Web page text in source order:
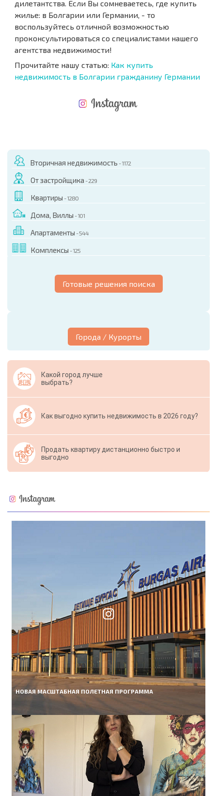
дилетантства. Если Вы сомневаетесь, где купить
жилье: в Болгарии или Германии, - то
воспользуйтесь отличной возможностью
проконсультироваться со специалистами нашего
агентства недвижимости!
Прочитайте нашу статью: Как купить
недвижимость в Болгарии гражданину Германии
Вторичная недвижимость - 1172
От застройщика - 229
Квартиры - 1280
Дома, Виллы - 101
Апартаменты - 544
Комплексы - 125
Готовые решения поиска
Города / Курорты
Какой город лучше
выбрать?
Как выгодно купить недвижимость в 2026 году?
Продать квартиру дистанционно быстро и
выгодно
НОВАЯ МАСШТАБНАЯ ПОЛЕТНАЯ ПРОГРАММА